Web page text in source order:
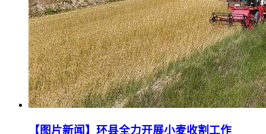
【图片新闻】环县全力开展小麦收割工作